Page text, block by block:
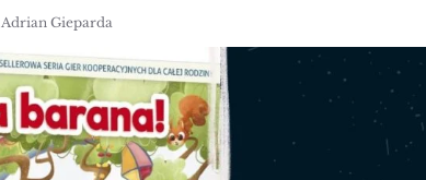
Adrian Gieparda